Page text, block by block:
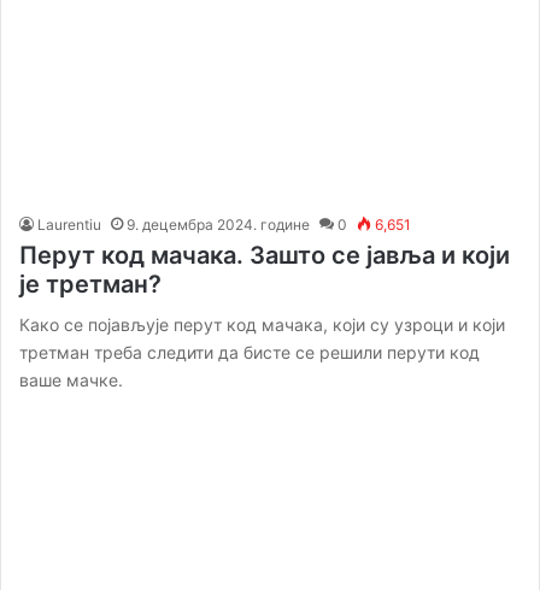
Laurentiu 9. децембра 2024. године 0 6,651
Перут код мачака. Зашто се јавља и који
је третман?
Како се појављује перут код мачака, који су узроци и који
третман треба следити да бисте се решили перути код
ваше мачке.